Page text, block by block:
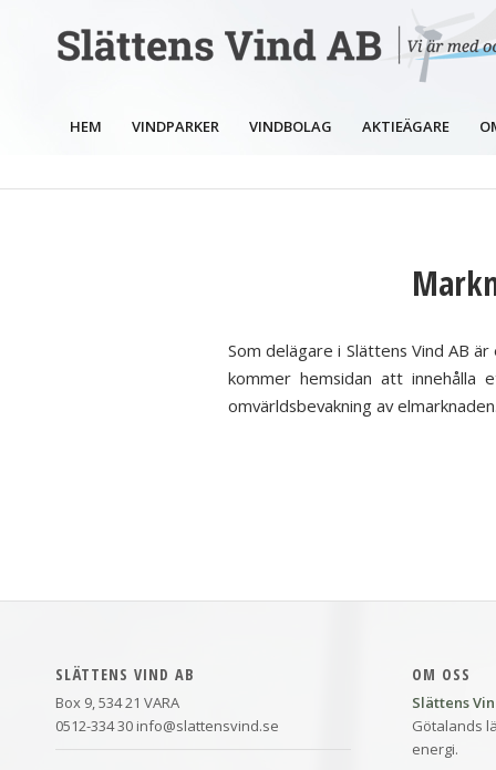
HEM VINDPARKER VINDBOLAG AKTIEÄGARE
Som delägare i Slättens Vind AB
kommer hemsidan att innehålla
omvärldsbevakning av
SLÄTTENS VIND AB
Box 9, 534 21 VARA
0512-334 30 info@slattensvind.se
OM OSS
Slättens
Götalands
energi.